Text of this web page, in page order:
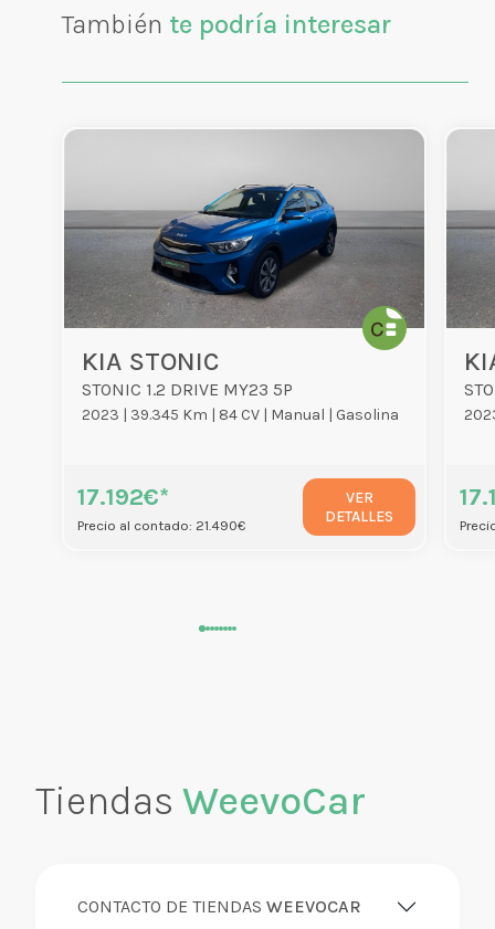
También te podría interesar
KIA STONIC
STONIC 1.2 DRIVE MY23 5P
2023 | 39.345 Km | 84 CV | Manual | Gasolina
17.192€*
Precio al contado: 21.490€
VER
DETALLES
Tiendas WeevoCar
CONTACTO DE TIENDASWEEVOCAR